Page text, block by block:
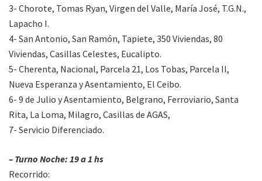
3- Chorote, Tomas Ryan, Virgen del Valle, María José, T.G.N.,
Lapacho I.
4- San Antonio, San Ramón, Tapiete, 350 Viviendas, 80
Viviendas, Casillas Celestes, Eucalipto.
5- Cherenta, Nacional, Parcela 21, Los Tobas, Parcela II,
Nueva Esperanza y Asentamiento, El Ceibo.
6- 9 de Julio y Asentamiento, Belgrano, Ferroviario, Santa
Rita, La Loma, Milagro, Casillas de AGAS,
7- Servicio Diferenciado.
– Turno Noche: 19 a 1 hs
Recorrido: